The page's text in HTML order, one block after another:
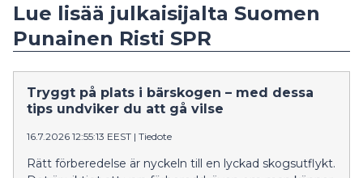
Lue lisää julkaisijalta Suomen
Punainen Risti SPR
Tryggt på plats i bärskogen – med dessa
tips undviker du att gå vilse
16.7.2026 12:55:13 EEST | Tiedote
Rätt förberedelse är nyckeln till en lyckad skogsutflykt.